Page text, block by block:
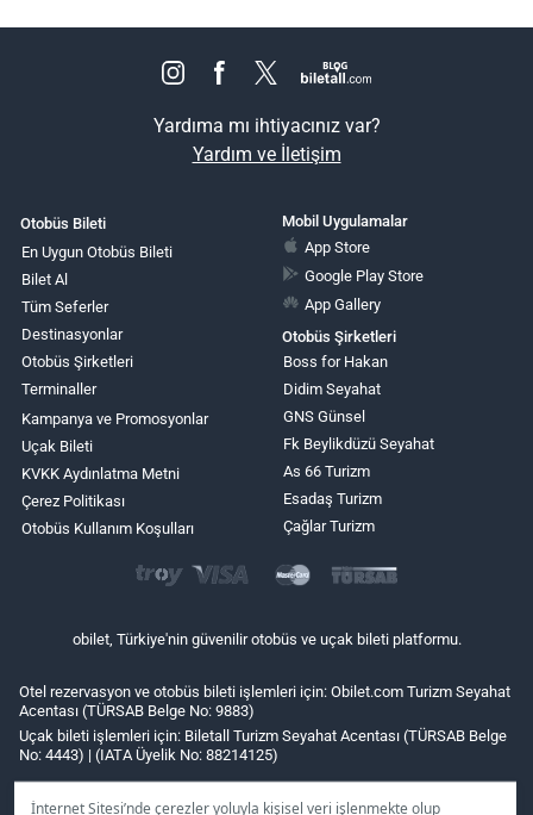
İnternet Sitesi’nde çerezler yoluyla kişisel veri işlenmekte olup
Yardıma mı ihtiyacınız var?
Yardım ve İletişim
Otobüs Bileti
En Uygun Otobüs Bileti
Bilet Al
Tüm Seferler
Destinasyonlar
Otobüs Şirketleri
Terminaller
Kampanya ve Promosyonlar
Uçak Bileti
KVKK Aydınlatma Metni
Çerez Politikası
Otobüs Kullanım Koşulları
Mobil Uygulamalar
App Store
Google Play Store
App Gallery
Otobüs Şirketleri
Boss for Hakan
Didim Seyahat
GNS Günsel
Fk Beylikdüzü Seyahat
As 66 Turizm
Esadaş Turizm
Çağlar Turizm
obilet, Türkiye'nin güvenilir otobüs ve uçak bileti platformu.
Otel rezervasyon ve otobüs bileti işlemleri için: Obilet.com Turizm Seyahat
Acentası (TÜRSAB Belge No: 9883)
Uçak bileti işlemleri için: Biletall Turizm Seyahat Acentası (TÜRSAB Belge
No: 4443) | (IATA Üyelik No: 88214125)